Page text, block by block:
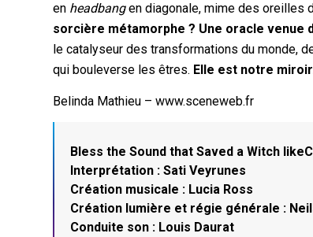
en headbangen diagonale, mime des oreilles
sorcière métamorphe ? Une oracle venue
le catalyseur des transformations du monde,
qui bouleverse les êtres. Elle est notre
Belinda Mathieu – www.sceneweb.fr
Bless the Sound that Saved a Witch
Interprétation : Sati Veyrunes
Création musicale : Lucia Ross
Création lumière et régie générale :
Conduite son : Louis Daurat